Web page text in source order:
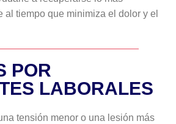
al tiempo que minimiza el dolor y el
POR
LABORALES
tensión menor o una lesión más